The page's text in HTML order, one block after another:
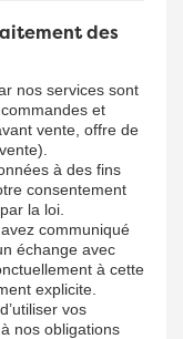
des
nos services sont
et
vente, offre de
à des fins
consentement
la loi.
communiqué
échange avec
à cette
explicite.
vos
nos obligations